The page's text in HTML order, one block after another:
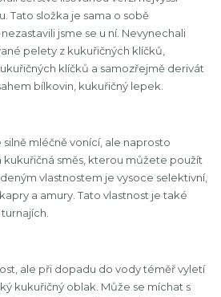
Tato složka je sama o sobě
jsme se u ní. Nevynechali
pelety z kukuřičných klíčků,
klíčků a samozřejmě derivát
bílkovin, kukuřičný lepek.
mléčně vonící, ale naprosto
směs, kterou můžete použít
vlastnostem je vysoce selektivní,
a amury. Tato vlastnost je také
ale při dopadu do vody téměř vyletí
kukuřičný oblak. Může se míchat s